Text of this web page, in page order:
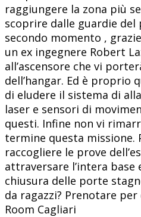
raggiungere la zona più
scoprire dalle guardie del
secondo momento ,
un ex ingegnere Robert
all’ascensore che vi
dell’hangar. Ed è proprio
di eludere il sistema di
laser e sensori di
questi. Infine non vi
termine questa missione.
raccogliere le prove
attraversare l’intera
chiusura delle porte
da ragazzi? Prenotare per
Room Cagliari